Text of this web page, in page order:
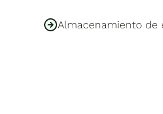
Almacenamiento de